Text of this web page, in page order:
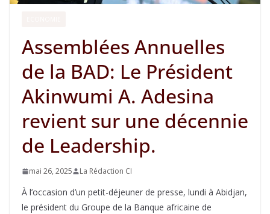
Assemblées Annuelles
de la BAD: Le Président
Akinwumi A. Adesina
revient sur une décennie
de Leadership.
mai 26, 2025 La Rédaction CI
À l’occasion d’un petit-déjeuner de presse, lundi à Abidjan,
le président du Groupe de la Banque africaine de